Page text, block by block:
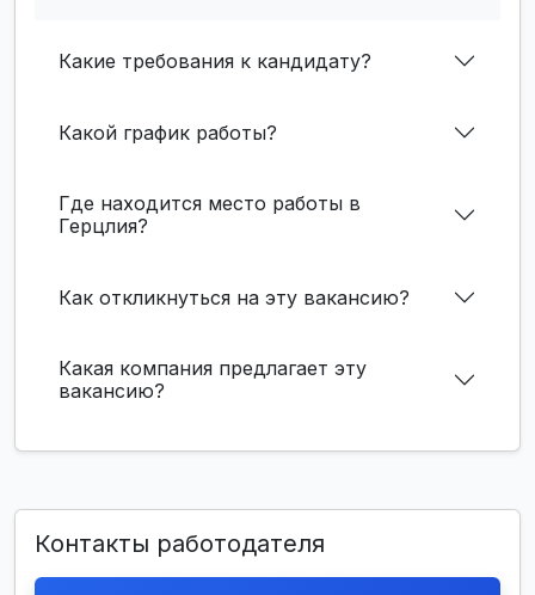
Какие требования к кандидату?
Какой график работы?
Где находится место работы в
Герцлия?
Как откликнуться на эту вакансию?
Какая компания предлагает эту
вакансию?
Контакты работодателя